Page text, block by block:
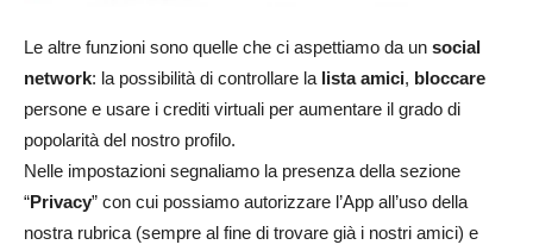
Le altre funzioni sono quelle che ci aspettiamo da un social
network: la possibilità di controllare la lista amici, bloccare
persone e usare i crediti virtuali per aumentare il grado di
popolarità del nostro profilo.
Nelle impostazioni segnaliamo la presenza della sezione
“Privacy” con cui possiamo autorizzare l’App all’uso della
nostra rubrica (sempre al fine di trovare già i nostri amici) e